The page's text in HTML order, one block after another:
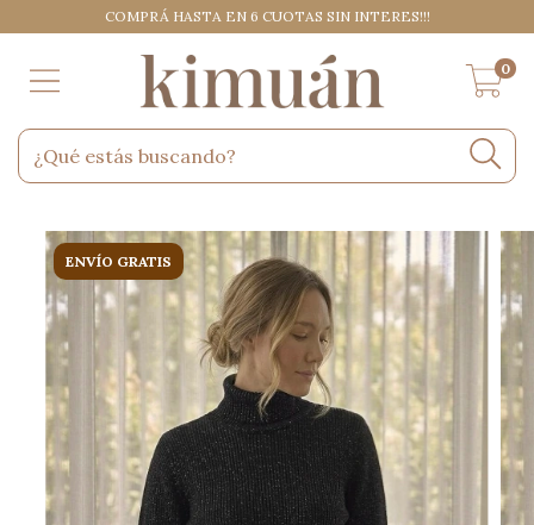
COMPRÁ HASTA EN 6 CUOTAS SIN INTERES!!!
0
ENVÍO GRATIS